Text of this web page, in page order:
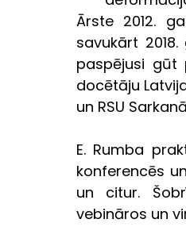
Ārste 2012.
savukārt
paspējusi gūt
docētāju
un RSU
E. Rumba
konferencēs
un citur.
vebināros un